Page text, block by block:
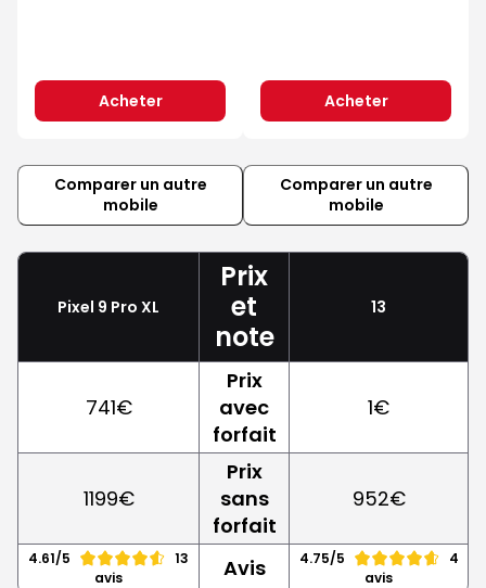
Acheter Acheter
Comparer un autre
mobile
Comparer un autre
mobile
Pixel 9 Pro XL
Prix
et
note
13
741€
Prix
avec
forfait
1€
1199€
Prix
sans
forfait
952€
4.61/5
13
avis
Avis 4.75/5
4
avis